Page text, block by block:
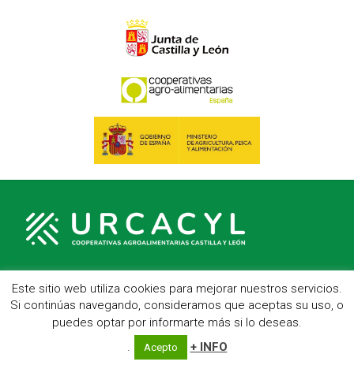
C/ Hípica, 1, entreplanta - 47007 Valladolid
Telf.: 983 23 95 15 - Fax: 983 22 23 56 -
Aviso Legal
Este sitio web utiliza cookies para mejorar nuestros servicios.
Si continúas navegando, consideramos que aceptas su uso, o
puedes optar por informarte más si lo deseas.
.
Acepto + INFO